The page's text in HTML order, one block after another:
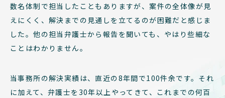
数名体制で担当したこともありますが、案件の全体像が見
えにくく、解決までの見通しを立てるのが困難だと感じま
した。他の担当弁護士から報告を聞いても、やはり些細な
ことはわかりません。
当事務所の解決実績は、直近の8年間で100件余です。それ
に加えて、弁護士を30年以上やってきて、これまでの何百